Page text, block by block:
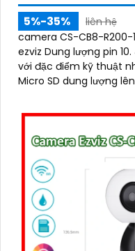
5%-35%
liên hệ
camera CS-CB8-R200-
ezviz Dung lượng pin
với đặc điểm kỹ thuật
Micro SD dung lượng